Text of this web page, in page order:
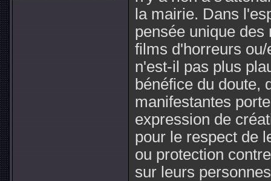
la mairie. Dans
pensée unique
films d'horreurs
n'est-il pas plus
bénéfice du doute,
manifestantes
expression de
pour le respect de
ou protection
sur leurs